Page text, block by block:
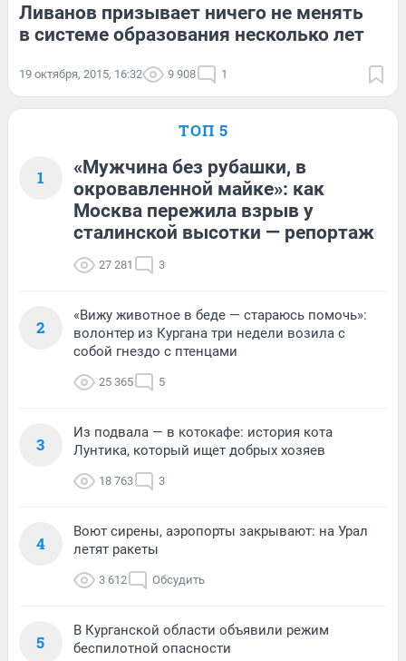
Ливанов призывает ничего не менять
в системе образования несколько лет
19 октября, 2015, 16:32 9 908 1
ТОП 5
1
«Мужчина без рубашки, в
окровавленной майке»: как
Москва пережила взрыв у
сталинской высотки — репортаж
27 281 3
2
«Вижу животное в беде — стараюсь помочь»:
волонтер из Кургана три недели возила с
собой гнездо с птенцами
25 365 5
3
Из подвала — в котокафе: история кота
Лунтика, который ищет добрых хозяев
18 763 3
4
Воют сирены, аэропорты закрывают: на Урал
летят ракеты
3 612 Обсудить
5
В Курганской области объявили режим
беспилотной опасности